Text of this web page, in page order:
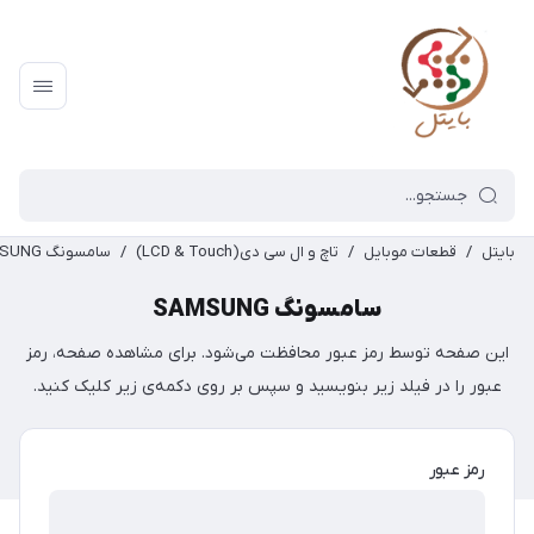
بایتل / قطعات موبایل / تاچ و ال سی دی(LCD & Touch) / سامسونگ SAMSUNG
سامسونگ SAMSUNG
این صفحه توسط رمز عبور محافظت می‌شود. برای مشاهده صفحه، رمز
عبور را در فیلد زیر بنویسید و سپس بر روی دکمه‌ی زیر کلیک کنید.
رمز عبور